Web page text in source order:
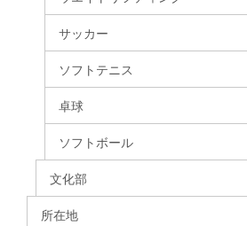
サッカー
ソフトテニス
卓球
ソフトボール
文化部
所在地